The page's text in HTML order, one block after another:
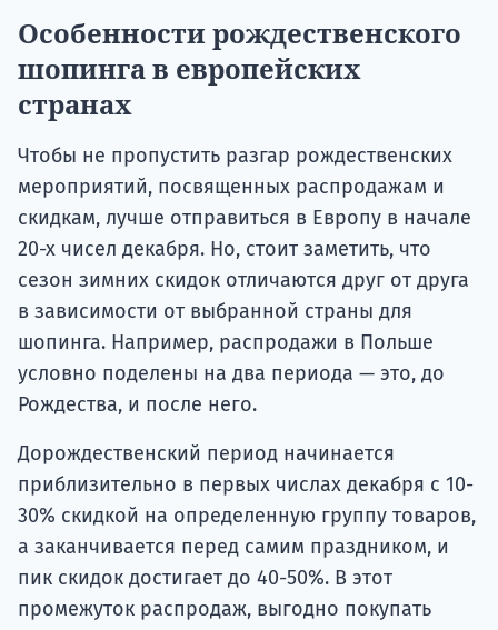
Особенности рождественского
шопинга в европейских
странах
Чтобы не пропустить разгар рождественских
мероприятий, посвященных распродажам и
скидкам, лучше отправиться в Европу в начале
20-х чисел декабря. Но, стоит заметить, что
сезон зимних скидок отличаются друг от друга
в зависимости от выбранной страны для
шопинга. Например, распродажи в Польше
условно поделены на два периода — это, до
Рождества, и после него.
Дорождественский период начинается
приблизительно в первых числах декабря с 10-
30% скидкой на определенную группу товаров,
а заканчивается перед самим праздником, и
пик скидок достигает до 40-50%. В этот
промежуток распродаж, выгодно покупать